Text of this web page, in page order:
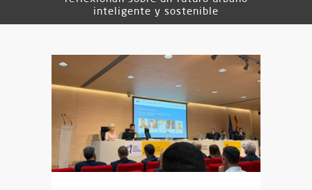
inteligente y sostenible